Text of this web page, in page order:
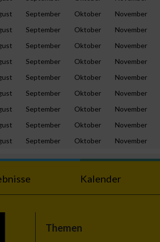
September Oktober November
September Oktober November
September Oktober November
September Oktober November
September Oktober November
September Oktober November
September Oktober November
September Oktober November
September Oktober November
Kalender
Themen